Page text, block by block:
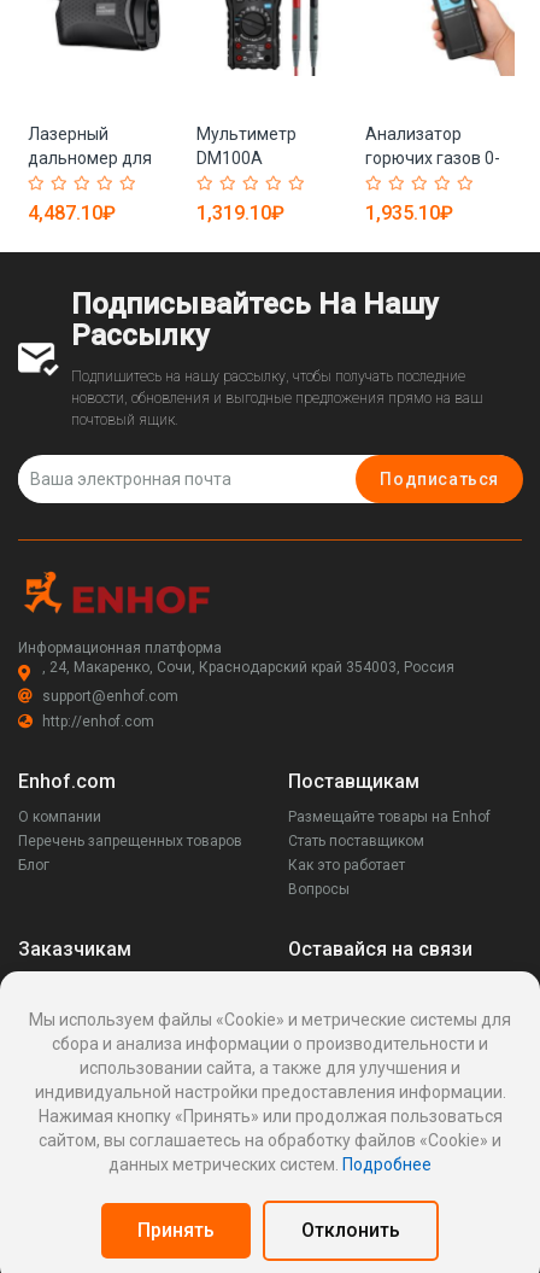
Лазерный
дальномер для
гольфа
4,487.10₽
Мультиметр
DM100A
1,319.10₽
Анализатор
горючих газов 0-
100LEL%
1,935.10₽
Подписывайтесь На Нашу
Рассылку
Подпишитесь на нашу рассылку, чтобы получать последние
новости, обновления и выгодные предложения прямо на ваш
почтовый ящик.
Подписаться
Информационная платформа
, 24, Макаренко, Сочи, Краснодарский край 354003, Россия
support@enhof.com
http://enhof.com
Enhof.com
О компании
Перечень запрещенных товаров
Блог
Поставщикам
Размещайте товары на Enhof
Стать поставщиком
Как это работает
Вопросы
Заказчикам
Написать поставщику
Реквизиты
Оставайся на связи
Политика обработки персональных данных
Оферта пользования информационной платформой
Панель поставщика
© 2026
Мы используем файлы «Cookie» и метрические системы для
сбора и анализа информации о производительности и
использовании сайта, а также для улучшения и
индивидуальной настройки предоставления информации.
Нажимая кнопку «Принять» или продолжая пользоваться
сайтом, вы соглашаетесь на обработку файлов «Cookie» и
данных метрических систем. Подробнее
Принять Отклонить